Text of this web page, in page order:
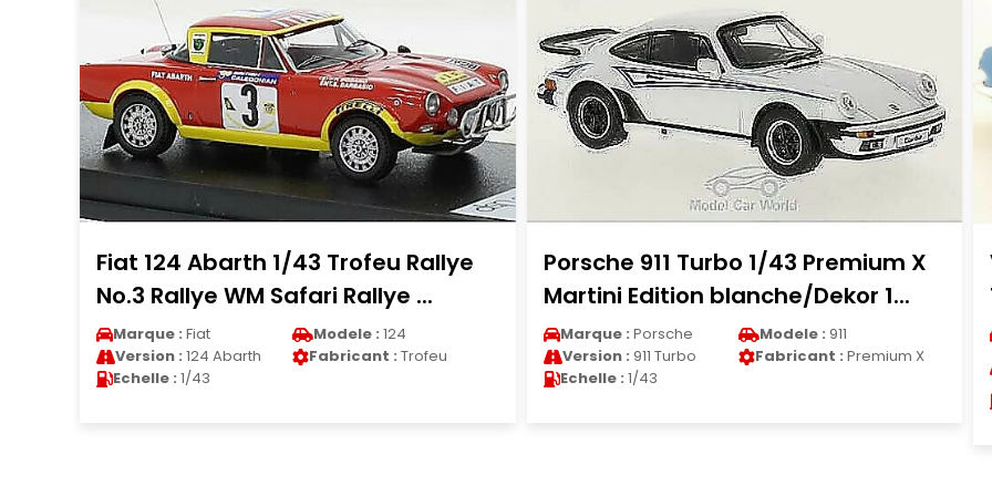
Porsche 911 Turbo 1/43 Premium X
Martini Edition blanche/Dekor 1...
Marque : Porsche Modele : 911
Version : 911 Turbo Fabricant : Premium X
Echelle : 1/43
Volkswagen Karmann Ghia Base
1/87 Herpa Ghia II bleu/blanche
Marque : Volkswagen Modele : Karmann Ghia
Version :Karmann Ghia
Base
Fabricant : Herpa